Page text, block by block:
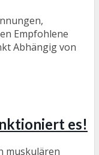
Empfohlene
Abhängig von
es!
muskulären